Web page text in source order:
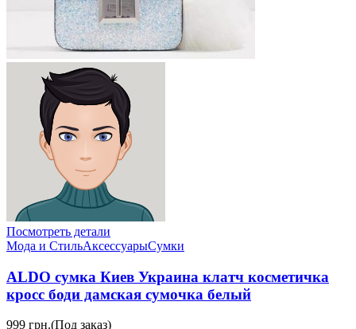
Посмотреть детали
Мода и СтильАксессуарыСумки
ALDO сумка Киев Украина клатч косметичка
кросс боди дамская сумочка белый
999 грн.(Под заказ)